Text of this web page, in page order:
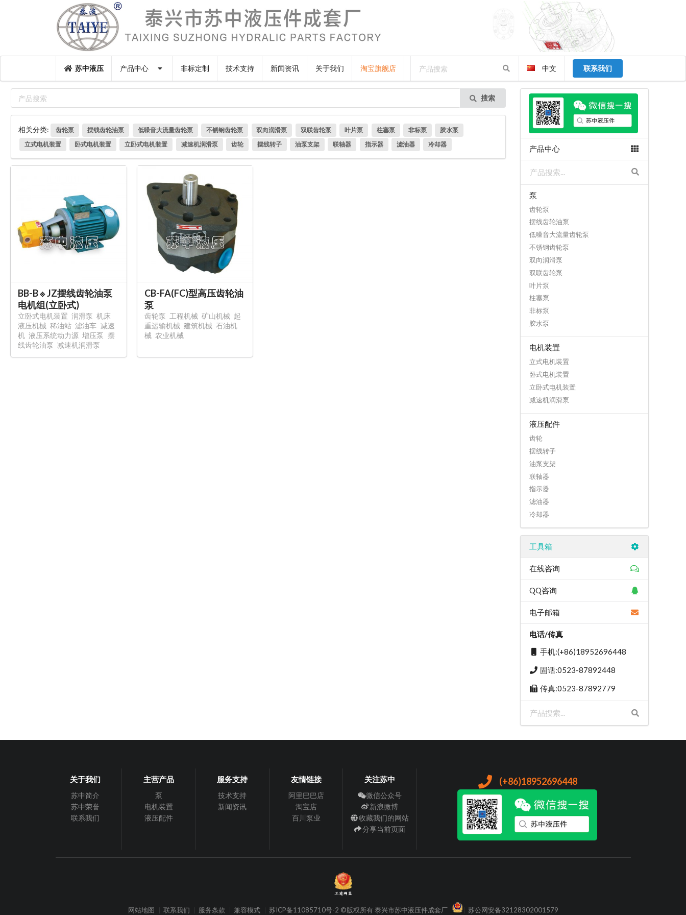
苏中液压 产品中心 非标定制 技术支持 新闻资讯 关于我们 淘宝旗舰店 中文 联系我们
搜索
相关分类: 齿轮泵 摆线齿轮油泵 低噪音大流量齿轮泵 不锈钢齿轮泵 双向润滑泵 双联齿轮泵 叶片泵 柱塞泵 非标泵
胶水泵
立式电机装置
卧式电机装置 立卧式电机装置 减速机润滑泵 齿轮 摆线转子 油泵支架 联轴器 指示器 滤油器 冷却器
BB-B ※ JZ摆线齿轮油泵
电机组(立卧式)
立卧式电机装置 润滑泵 机床
液压机械 稀油站 滤油车 减速
机 液压系统动力源 增压泵 摆
线齿轮油泵 减速机润滑泵
CB-FA(FC)型高压齿轮油
泵
齿轮泵 工程机械 矿山机械 起
重运输机械 建筑机械 石油机
械 农业机械
产品中心
泵
齿轮泵
摆线齿轮油泵
低噪音大流量齿轮泵
不锈钢齿轮泵
双向润滑泵
双联齿轮泵
叶片泵
柱塞泵
非标泵
胶水泵
电机装置
立式电机装置
卧式电机装置
立卧式电机装置
减速机润滑泵
液压配件
齿轮
摆线转子
油泵支架
联轴器
指示器
滤油器
冷却器
工具箱
在线咨询
QQ咨询
电子邮箱
电话/传真
手机:(+86)18952696448
固话:0523-87892448
传真:0523-87892779
关于我们
苏中简介
苏中荣誉
联系我们
主营产品
泵
电机装置
液压配件
服务支持
技术支持
新闻资讯
友情链接
阿里巴巴店
淘宝店
百川泵业
关注苏中
微信公众号
新浪微博
收藏我们的网站
分享当前页面
(+86)18952696448
网站地图 联系我们 服务条款 兼容模式 苏ICP备11085710号-2 ©版权所有 泰兴市苏中液压件成套厂 苏公网安备32128302001579